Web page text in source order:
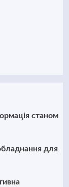
станом
для